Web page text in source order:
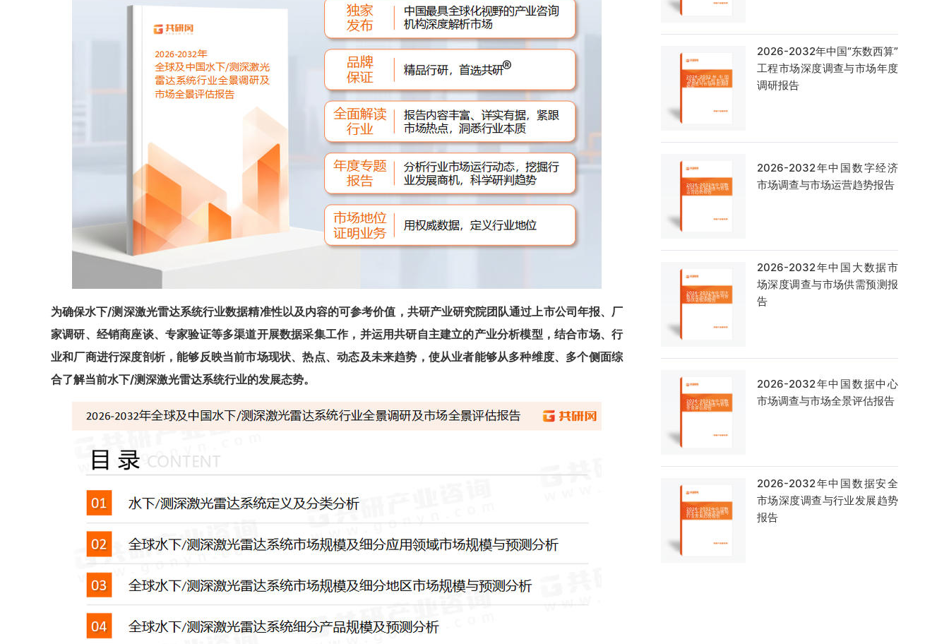
为确保水下/测深激光雷达系统行业数据精准性以及内容的可参考价值，共研产业研究院团队通过上市公司年报、厂
家调研、经销商座谈、专家验证等多渠道开展数据采集工作，并运用共研自主建立的产业分析模型，结合市场、行
业和厂商进行深度剖析，能够反映当前市场现状、热点、动态及未来趋势，使从业者能够从多种维度、多个侧面综
合了解当前水下/测深激光雷达系统行业的发展态势。
2026-2032年中国“东数西算”
工程市场深度调查与市场年度
调研报告
2026-2032年中国数字经济
市场调查与市场运营趋势报告
2026-2032年中国大数据市
场深度调查与市场供需预测报
告
2026-2032年中国数据中心
市场调查与市场全景评估报告
2026-2032年中国数据安全
市场深度调查与行业发展趋势
报告